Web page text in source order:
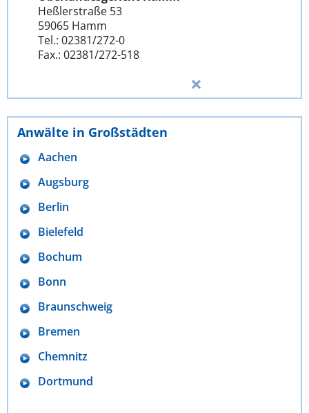
Heßlerstraße 53
59065 Hamm
Tel.: 02381/272-0
Fax.: 02381/272-518
Anwälte in Großstädten
Aachen
Augsburg
Berlin
Bielefeld
Bochum
Bonn
Braunschweig
Bremen
Chemnitz
Dortmund